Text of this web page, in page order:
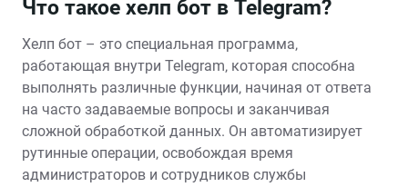
Что такое хелп бот в Telegram?
Хелп бот – это специальная программа‚
работающая внутри Telegram‚ которая способна
выполнять различные функции‚ начиная от ответа
на часто задаваемые вопросы и заканчивая
сложной обработкой данных. Он автоматизирует
рутинные операции‚ освобождая время
администраторов и сотрудников службы